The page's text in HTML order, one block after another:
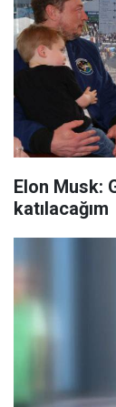
Elon Musk:
katılacağım